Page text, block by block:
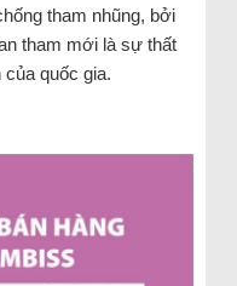
tham nhũng, bởi
tham mới là sự thất
quốc gia.